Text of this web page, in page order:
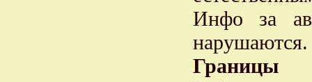
Инфо за
нарушаются.
Границы